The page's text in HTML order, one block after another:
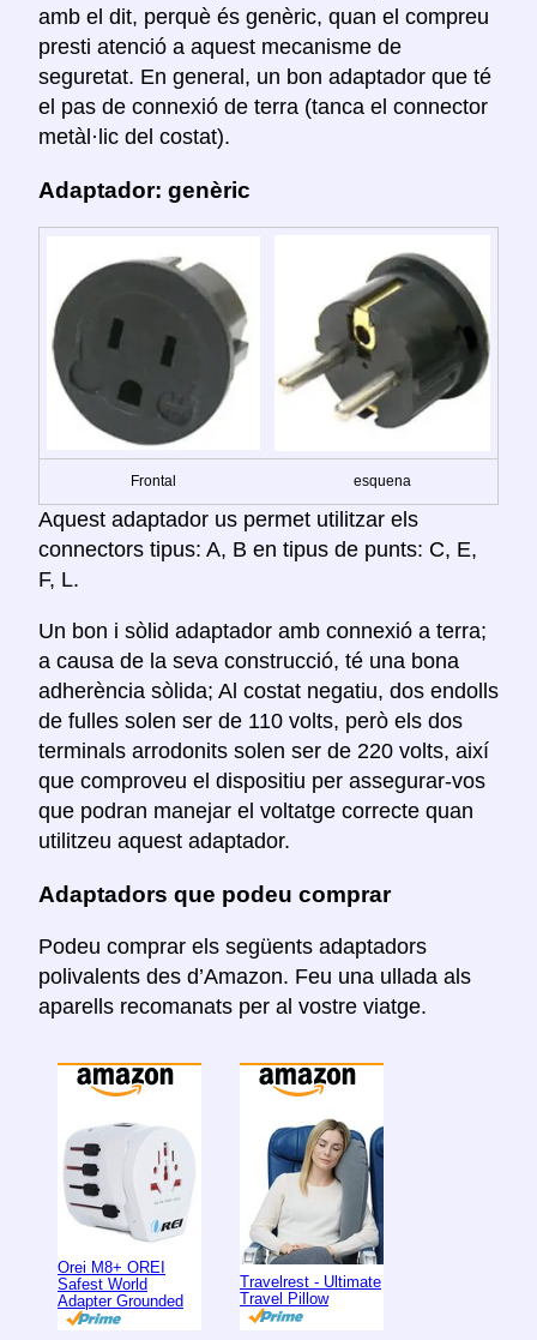
amb el dit, perquè és genèric, quan el compreu
presti atenció a aquest mecanisme de
seguretat. En general, un bon adaptador que té
el pas de connexió de terra (tanca el connector
metàl·lic del costat).
Adaptador: genèric
Frontal esquena
Aquest adaptador us permet utilitzar els
connectors tipus: A, B en tipus de punts: C, E,
F, L.
Un bon i sòlid adaptador amb connexió a terra;
a causa de la seva construcció, té una bona
adherència sòlida; Al costat negatiu, dos endolls
de fulles solen ser de 110 volts, però els dos
terminals arrodonits solen ser de 220 volts, així
que comproveu el dispositiu per assegurar-vos
que podran manejar el voltatge correcte quan
utilitzeu aquest adaptador.
Adaptadors que podeu comprar
Podeu comprar els següents adaptadors
polivalents des d’Amazon. Feu una ullada als
aparells recomanats per al vostre viatge.
Orei M8+ OREI
Safest World
Adapter Grounded
Travelrest - Ultimate
Travel Pillow